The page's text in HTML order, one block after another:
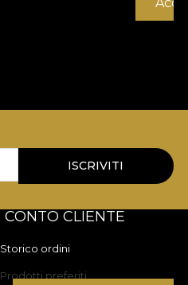
ISCRIVITI
CONTO CLIENTE
Storico ordini
Prodotti preferiti